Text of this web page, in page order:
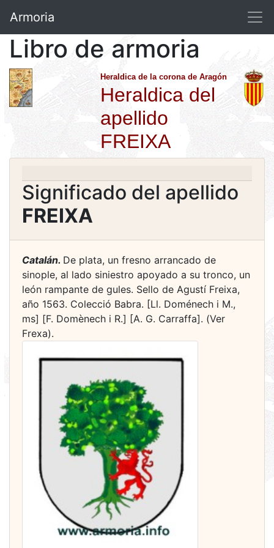
Armoria
Libro de armoria
Heraldica de la corona de Aragón
Heraldica del
apellido
FREIXA
Significado del apellido
FREIXA
Catalán. De plata, un fresno arrancado de
sinople, al lado siniestro apoyado a su tronco, un
león rampante de gules. Sello de Agustí Freixa,
año 1563. Colecció Babra. [Ll. Doménech i M.,
ms] [F. Domènech i R.] [A. G. Carraffa]. (Ver
Frexa).